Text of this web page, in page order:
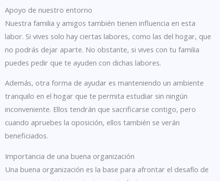
Apoyo de nuestro entorno
Nuestra familia y amigos también tienen influencia en esta
labor. Si vives solo hay ciertas labores, como las del hogar, que
no podrás dejar aparte. No obstante, si vives con tu familia
puedes pedir que te ayuden con dichas labores.
Además, otra forma de ayudar es manteniendo un ambiente
tranquilo en el hogar que te permita estudiar sin ningún
inconveniente. Ellos tendrán que sacrificarse contigo, pero
cuando apruebes la oposición, ellos también se verán
beneficiados.
Importancia de una buena organización
Una buena organización es la base para afrontar el desafío de